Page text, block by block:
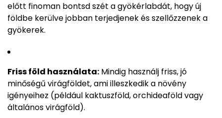
előtt finoman bontsd szét a gyökérlabdát, hogy új
földbe kerülve jobban terjedjenek és szellőzzenek a
gyökerek.
Friss föld használata: Mindig használj friss, jó
minőségű virágföldet, ami illeszkedik a növény
igényeihez (például kaktuszföld, orchideaföld vagy
általános virágföld).